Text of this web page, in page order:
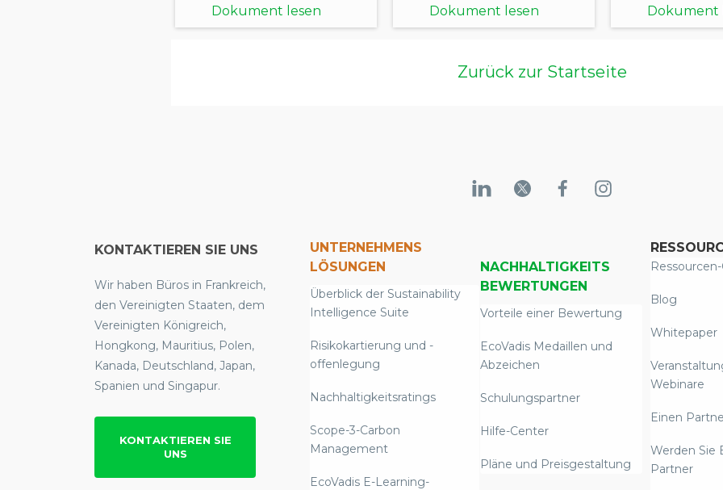
Dokument lesen Dokument lesen Dokument
Zurück zur Startseite
KONTAKTIEREN SIE UNS
Wir haben Büros in Frankreich,
den Vereinigten Staaten, dem
Vereinigten Königreich,
Hongkong, Mauritius, Polen,
Kanada, Deutschland, Japan,
Spanien und Singapur.
KONTAKTIEREN SIE
UNS
UNTERNEHMENS
LÖSUNGEN
Überblick der Sustainability
Intelligence Suite
Risikokartierung und -
offenlegung
Nachhaltigkeitsratings
Scope-3-Carbon
Management
EcoVadis E-Learning-
NACHHALTIGKEITS
BEWERTUNGEN
Vorteile einer Bewertung
EcoVadis Medaillen und
Abzeichen
Schulungspartner
Hilfe-Center
Pläne und Preisgestaltung
Blog
Whitepaper
Webinare
Einen
Werden Sie
Partner